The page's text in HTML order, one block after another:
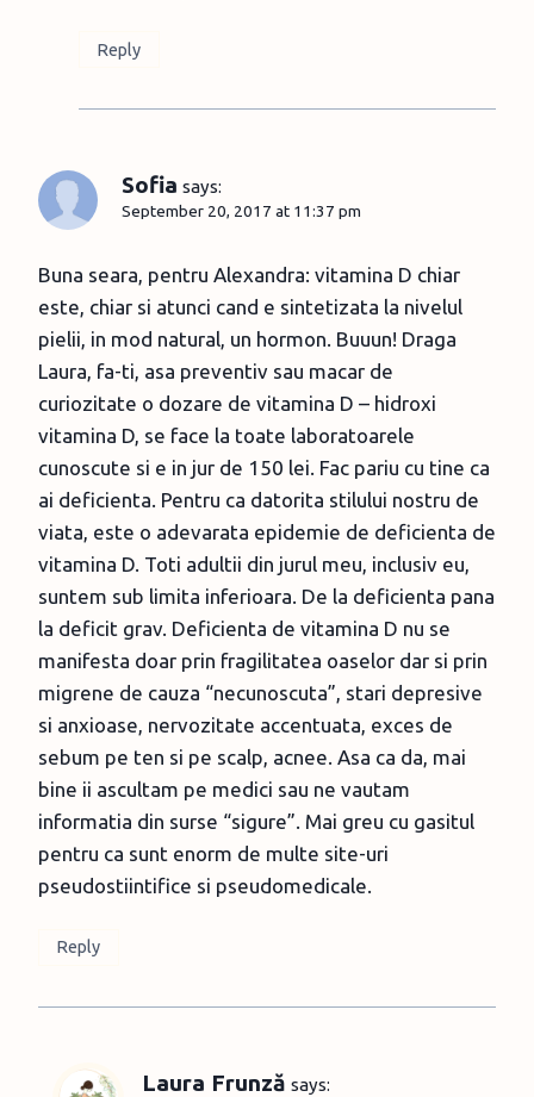
Reply
Sofia says:
September 20, 2017 at 11:37 pm
Buna seara, pentru Alexandra: vitamina D chiar
este, chiar si atunci cand e sintetizata la nivelul
pielii, in mod natural, un hormon. Buuun! Draga
Laura, fa-ti, asa preventiv sau macar de
curiozitate o dozare de vitamina D – hidroxi
vitamina D, se face la toate laboratoarele
cunoscute si e in jur de 150 lei. Fac pariu cu tine ca
ai deficienta. Pentru ca datorita stilului nostru de
viata, este o adevarata epidemie de deficienta de
vitamina D. Toti adultii din jurul meu, inclusiv eu,
suntem sub limita inferioara. De la deficienta pana
la deficit grav. Deficienta de vitamina D nu se
manifesta doar prin fragilitatea oaselor dar si prin
migrene de cauza “necunoscuta”, stari depresive
si anxioase, nervozitate accentuata, exces de
sebum pe ten si pe scalp, acnee. Asa ca da, mai
bine ii ascultam pe medici sau ne vautam
informatia din surse “sigure”. Mai greu cu gasitul
pentru ca sunt enorm de multe site-uri
pseudostiintifice si pseudomedicale.
Reply
Laura Frunză says: